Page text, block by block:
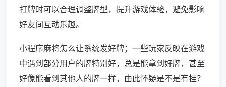
打牌时可以合理调整牌型，提升游戏体验，避免影响
好友间互动乐趣。
小程序麻将怎么让系统发好牌；一些玩家反映在游戏
中遇到部分用户的牌特别好，总是能拿到好牌，甚至
好像能看到其他人的牌一样，由此怀疑是不是有挂？